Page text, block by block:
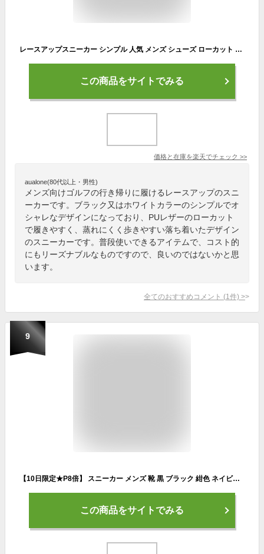
レースアップスニーカー シンプル 人気 メンズ シューズ ローカット PU レザー ベーシック 靴 くつ オールラウンド ラウンドトゥ カジュアル 通学 通勤 定番 黒 白 ブラック ホワイト 履きやすい 蒸れにくい オールシーズン 大人 学生 am
この商品をサイトでみる
価格と在庫を楽天でチェック >>
aualone(80代以上・男性)
メンズ向けゴルフの行き帰りに履けるレースアップのスニ
ーカーです。ブラック又はホワイトカラーのシンプルでオ
シャレなデザインになっており、PUレザーのローカット
で履きやすく、蒸れにくく歩きやすい落ち着いたデザイン
のスニーカーです。普段使いできるアイテムで、コスト的
にもリーズナブルなものですので、良いのではないかと思
います。
全てのおすすめコメント (1 件) >
9
【10日限定★P8倍】 スニーカー メンズ 靴 黒 ブラック 紺色 ネイビー 茶色 ブラウン 大きいサイズ 29 30 おしゃれ シンプル かっこいい 防水 雨の日 雨 雪 防滑 滑りにくい クッション 大人 エドウィン EDWIN EDW-7980
この商品をサイトでみる